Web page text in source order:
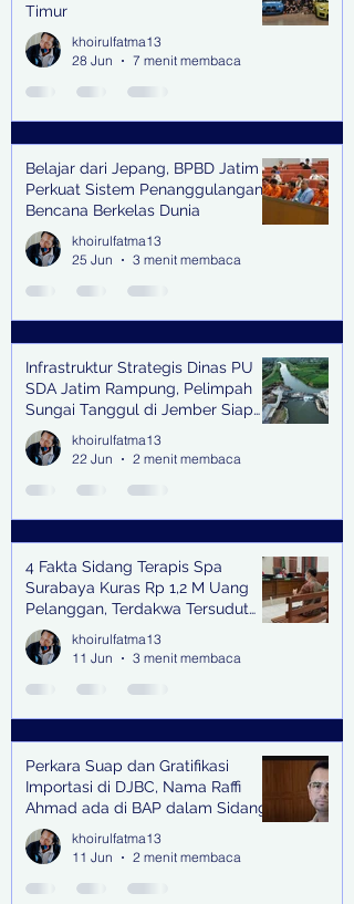
Timur
khoirulfatma13
28 Jun
7 menit membaca
Belajar dari Jepang, BPBD Jatim
Perkuat Sistem Penanggulangan
Bencana Berkelas Dunia
khoirulfatma13
25 Jun
3 menit membaca
Infrastruktur Strategis Dinas PU
SDA Jatim Rampung, Pelimpah
Sungai Tanggul di Jember Siap
Bangkitkan Swasembada Pangan
dan Pengendali Banjir
khoirulfatma13
22 Jun
2 menit membaca
4 Fakta Sidang Terapis Spa
Surabaya Kuras Rp 1,2 M Uang
Pelanggan, Terdakwa Tersudut
oleh Keterangan Saksi Kunci
khoirulfatma13
11 Jun
3 menit membaca
Perkara Suap dan Gratifikasi
Importasi di DJBC, Nama Raffi
Ahmad ada di BAP dalam Sidang
khoirulfatma13
11 Jun
2 menit membaca